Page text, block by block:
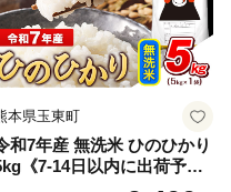
本県玉東町
和7年産 無洗米 ひのひかり
《7-14日以内に出荷予定
(土日祝除く)》コメ 米 無洗米